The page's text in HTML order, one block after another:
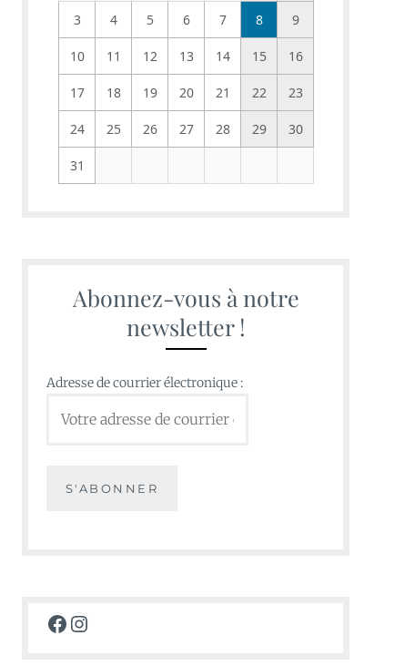
3 4 5 6 7 8 9
10 11 12 13 14 15 16
17 18 19 20 21 22 23
24 25 26 27 28 29 30
31
Abonnez-vous à notre
newsletter !
Adresse de courrier électronique :
Facebook
Instagram